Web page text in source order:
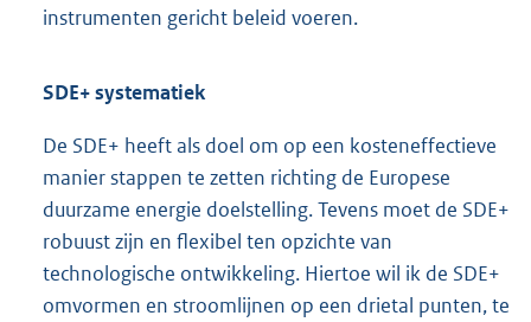
instrumenten gericht beleid voeren.
SDE+ systematiek
De SDE+ heeft als doel om op een kosteneffectieve
manier stappen te zetten richting de Europese
duurzame energie doelstelling. Tevens moet de SDE+
robuust zijn en flexibel ten opzichte van
technologische ontwikkeling. Hiertoe wil ik de SDE+
omvormen en stroomlijnen op een drietal punten, te